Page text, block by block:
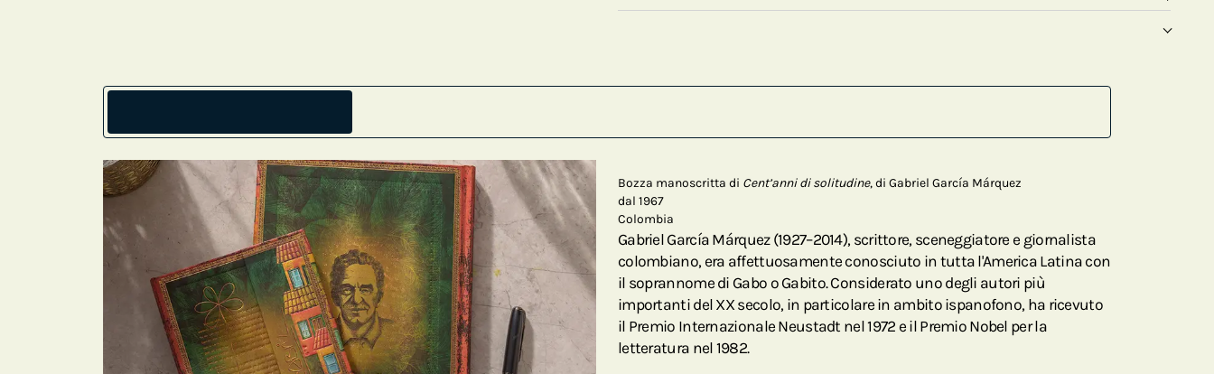
Bozza manoscritta di Cent’anni di solitudine, di Gabriel García Márquez
dal 1967
Colombia
Gabriel García Márquez (1927–2014), scrittore, sceneggiatore e giornalista
colombiano, era affettuosamente conosciuto in tutta l'America Latina con
il soprannome di Gabo o Gabito. Considerato uno degli autori più
importanti del XX secolo, in particolare in ambito ispanofono, ha ricevuto
il Premio Internazionale Neustadt nel 1972 e il Premio Nobel per la
letteratura nel 1982.